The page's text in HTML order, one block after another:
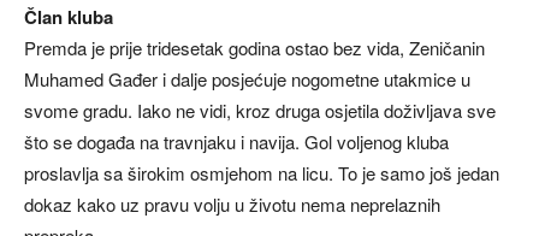
Član kluba
Premda je prije tridesetak godina ostao bez vida, Zeničanin
Muhamed Gađer i dalje posjećuje nogometne utakmice u
svome gradu. Iako ne vidi, kroz druga osjetila doživljava sve
što se događa na travnjaku i navija. Gol voljenog kluba
proslavlja sa širokim osmjehom na licu. To je samo još jedan
dokaz kako uz pravu volju u životu nema neprelaznih